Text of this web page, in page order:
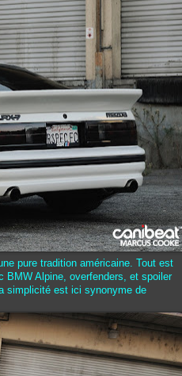
pure tradition américaine. Tout est
BMW Alpine, overfenders, et spoiler
simplicité est ici synonyme de